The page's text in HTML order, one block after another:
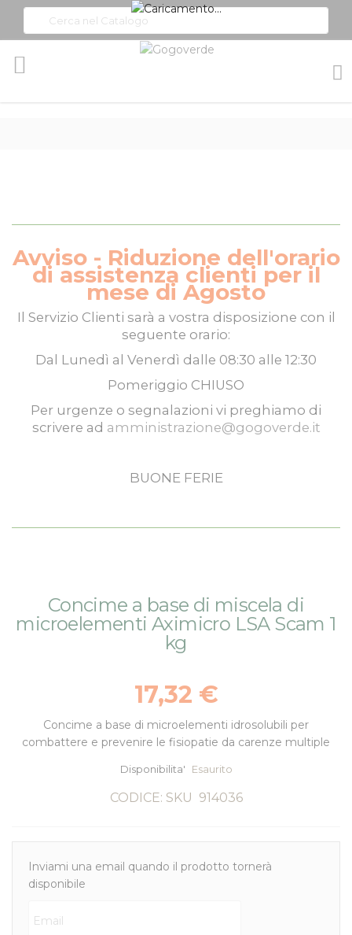
Avviso - Riduzione dell'orario
di assistenza clienti per il
mese di Agosto
Il Servizio Clienti sarà a vostra disposizione con il
seguente orario:
Dal Lunedì al Venerdì dalle 08:30 alle 12:30
Pomeriggio CHIUSO
Per urgenze o segnalazioni vi preghiamo di
scrivere ad amministrazione@gogoverde.it
BUONE FERIE
fine
all'inizio
della
Concime a base di miscela di
microelementi Aximicro LSA Scam 1
kg
17,32 €
Concime a base di microelementi idrosolubili per
combattere e prevenire le fisiopatie da carenze multiple
Disponibilita' Esaurito
CODICE: SKU 914036
Inviami una email quando il prodotto tornerà
disponibile